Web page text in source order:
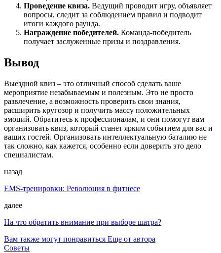
Проведение квиза. Ведущий проводит игру, объявляет
вопросы, следит за соблюдением правил и подводит
итоги каждого раунда.
Награждение победителей. Команда-победитель
получает заслуженные призы и поздравления.
Вывод
Выездной квиз – это отличный способ сделать ваше
мероприятие незабываемым и полезным. Это не просто
развлечение, а возможность проверить свои знания,
расширить кругозор и получить массу положительных
эмоций. Обратитесь к профессионалам, и они помогут вам
организовать квиз, который станет ярким событием для вас и
ваших гостей. Организовать интеллектуальную баталию не
так сложно, как кажется, особенно если доверить это дело
специалистам.
назад
EMS-тренировки: Революция в фитнесе
далее
На что обратить внимание при выборе шатра?
Вам также могут понравиться Еще от автора
Советы